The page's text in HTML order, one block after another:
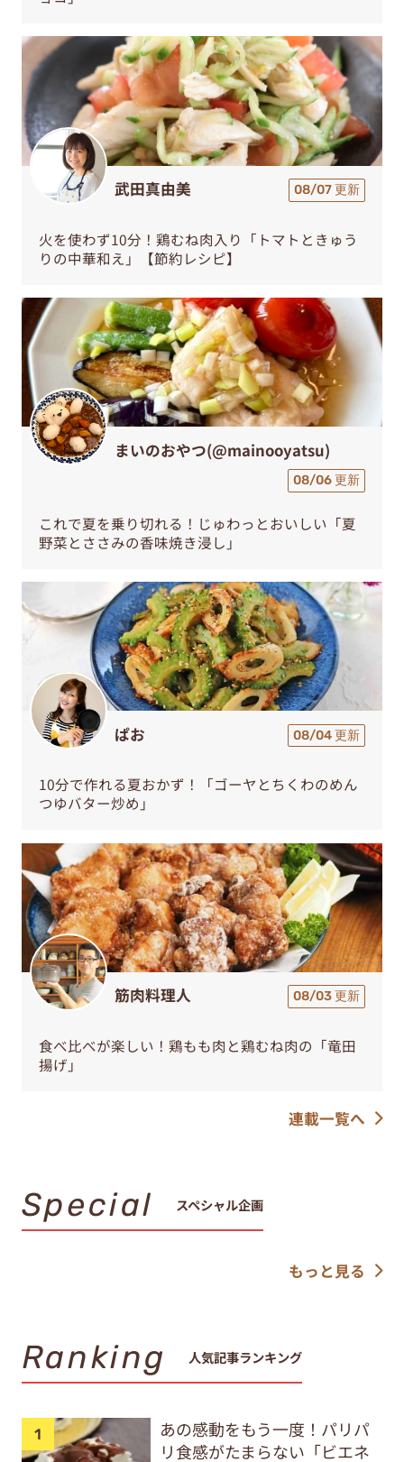
武田真由美 08/07 更新
火を使わず10分！鶏むね肉入り「トマトときゅう
りの中華和え」【節約レシピ】
まいのおやつ(@mainooyatsu)
08/06 更新
これで夏を乗り切れる！じゅわっとおいしい「夏
野菜とささみの香味焼き浸し」
ぱお 08/04 更新
10分で作れる夏おかず！「ゴーヤとちくわのめん
つゆバター炒め」
筋肉料理人 08/03 更新
食べ比べが楽しい！鶏もも肉と鶏むね肉の「竜田
揚げ」
連載一覧へ
Special スペシャル企画
もっと見る
Ranking 人気記事ランキング
あの感動をもう一度！パリパ
リ食感がたまらない「ビエネ